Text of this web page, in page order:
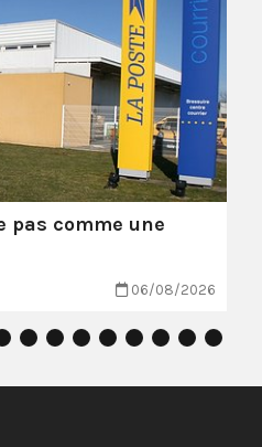
pas comme une
06/08/2026